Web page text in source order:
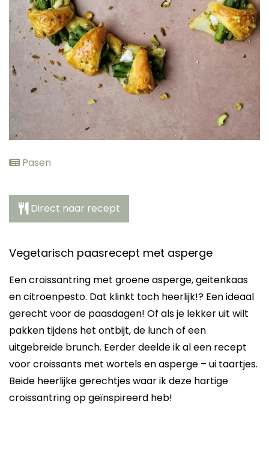
Pasen
Direct naar recept
Vegetarisch paasrecept met asperge
Een croissantring met groene asperge, geitenkaas
en citroenpesto. Dat klinkt toch heerlijk!? Een ideaal
gerecht voor de paasdagen! Of als je lekker uit wilt
pakken tijdens het ontbijt, de lunch of een
uitgebreide brunch. Eerder deelde ik al een recept
voor croissants met wortels en asperge – ui taartjes.
Beide heerlijke gerechtjes waar ik deze hartige
croissantring op geïnspireerd heb!